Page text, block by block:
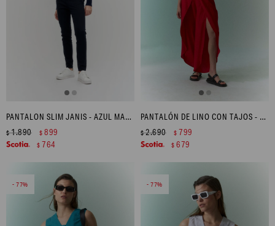
PANTALON SLIM JANIS - AZUL MARINO
$1.890 $ 899
$ 764
PANTALÓN DE LINO CON TAJOS - ROJO
$2.690 $ 799
$ 679
77 77